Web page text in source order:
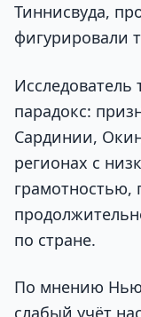
Тиннисвуда,
фигурировали
парадокс:
Сардинии,
регионах с
по стране.
По мнению
слабый учёт